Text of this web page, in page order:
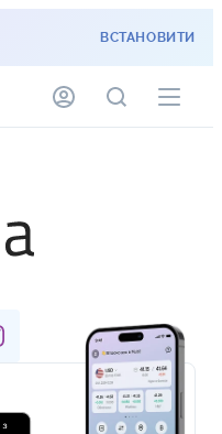
ВСТАНОВИТИ